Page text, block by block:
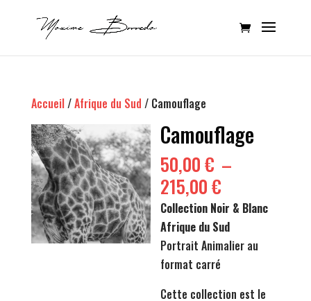
Accueil/Afrique du Sud / Camouflage
Camouflage
50,00€ –
215,00€
de
prix :
50,00 €
Collection Noir & Blanc
Afrique du Sud
Portrait Animalier au
format carré
Cette collection est le